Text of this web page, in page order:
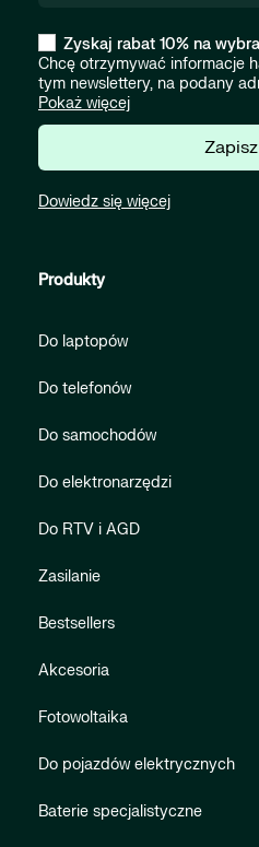
Zyskaj rabat 10% na
Chcę otrzymywać informacje
tym newslettery, na podany
Pokaż więcej
Dowiedz się więcej
Produkty
Do laptopów
Do telefonów
Do samochodów
Do elektronarzędzi
Do RTV i AGD
Zasilanie
Bestsellers
Akcesoria
Fotowoltaika
Do pojazdów elektrycznych
Baterie specjalistyczne